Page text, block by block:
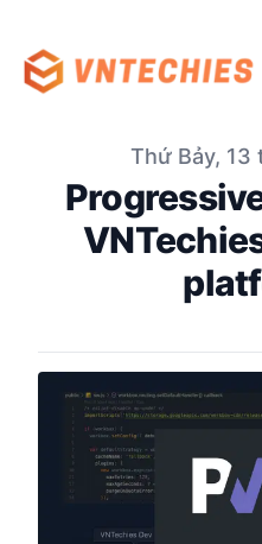
Thứ Bảy, 13